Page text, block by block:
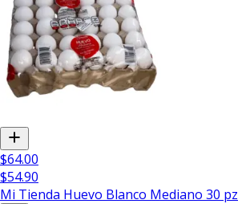
$64.00
$54.90
Mi Tienda Huevo Blanco Mediano 30 pz